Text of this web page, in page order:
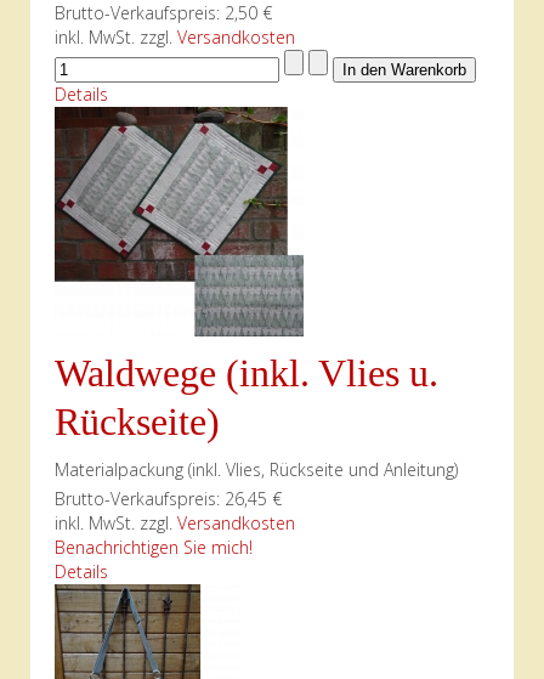
Brutto-Verkaufspreis: 2,50 €
inkl. MwSt. zzgl. Versandkosten
Details
Waldwege (inkl. Vlies u.
Rückseite)
Materialpackung (inkl. Vlies, Rückseite und Anleitung)
Brutto-Verkaufspreis: 26,45 €
inkl. MwSt. zzgl. Versandkosten
Benachrichtigen Sie mich!
Details